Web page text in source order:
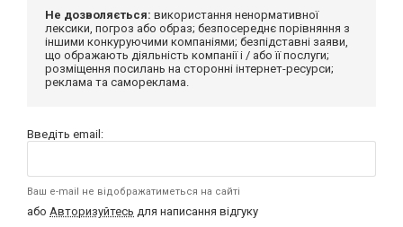
Не дозволяється: використання ненормативної
лексики, погроз або образ; безпосереднє порівняння з
іншими конкуруючими компаніями; безпідставні заяви,
що ображають діяльність компанії і / або її послуги;
розміщення посилань на сторонні інтернет-ресурси;
реклама та самореклама.
Введіть email:
Ваш e-mail не відображатиметься на сайті
або Авторизуйтесь для написання відгуку